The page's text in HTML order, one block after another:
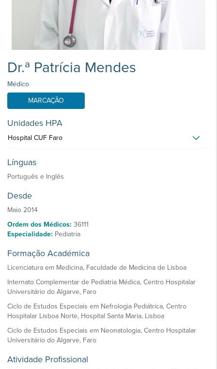
Dr.ª Patrícia Mendes
Médico
MARCAÇÃO
Unidades HPA
Hospital CUF Faro
Línguas
Português e Inglês
Desde
Maio 2014
Ordem dos Médicos: 36111
Especialidade: Pediatria
Formação Académica
Licenciatura em Medicina, Faculdade de Medicina de Lisboa
Internato Complementar de Pediatria Médica, Centro Hospitalar
Universitário do Algarve, Faro
Ciclo de Estudos Especiais em Nefrologia Pediátrica, Centro
Hospitalar Lisboa Norte, Hospital Santa Maria, Lisboa
Ciclo de Estudos Especiais em Neonatologia, Centro Hospitalar
Universitário do Algarve, Faro
Atividade Profissional